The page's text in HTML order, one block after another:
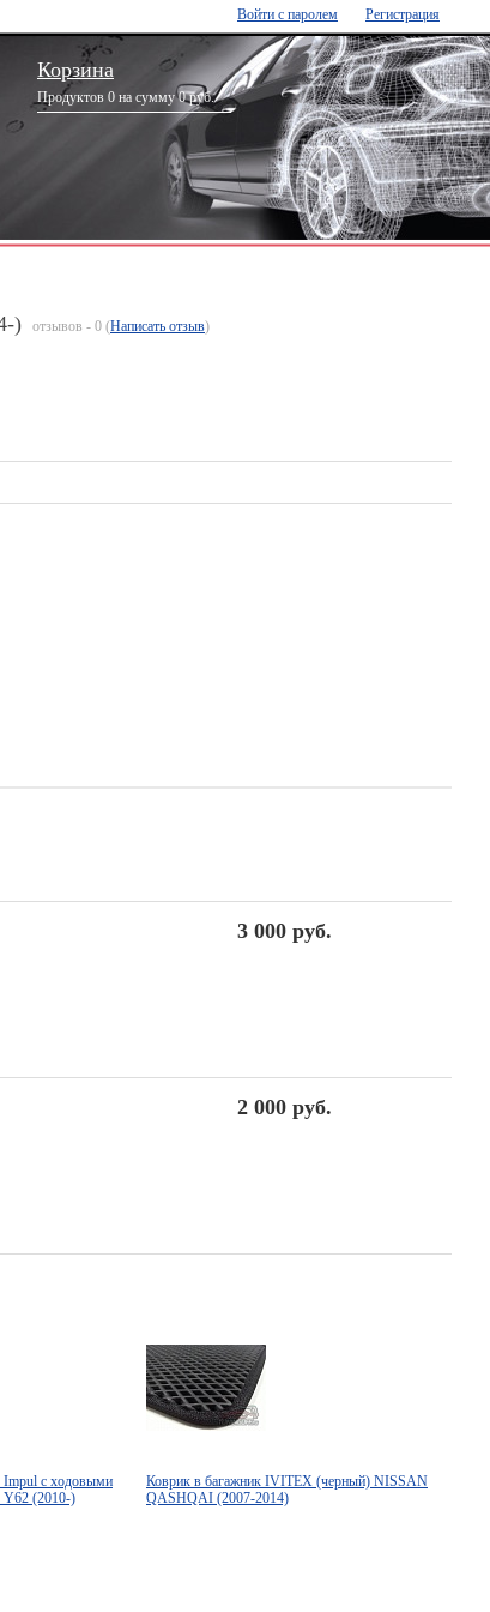
Войти с паролем Регистрация
Корзина
Продуктов 0 на сумму 0 руб.
) отзывов - 0 (Написать отзыв)
3 000 руб.
2 000 руб.
Impul с ходовыми
(2010-)
Коврик в багажник IVITEX (черный) NISSAN
QASHQAI (2007-2014)